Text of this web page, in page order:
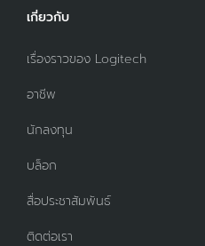
เกี่ยวกับ
เรื่องราวของ Logitech
อาชีพ
นักลงทุน
บล็อก
สื่อประชาสัมพันธ์
ติดต่อเรา